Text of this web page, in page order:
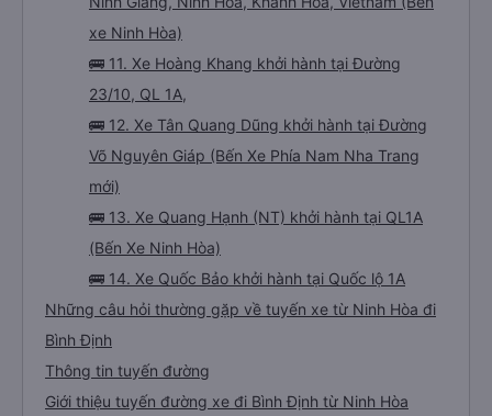
xe Ninh Hòa)
🚌 11. Xe Hoàng Khang khởi hành tại Đường
23/10, QL 1A,
🚌 12. Xe Tân Quang Dũng khởi hành tại Đường
Võ Nguyên Giáp (Bến Xe Phía Nam Nha Trang
mới)
🚌 13. Xe Quang Hạnh (NT) khởi hành tại QL1A
(Bến Xe Ninh Hòa)
🚌 14. Xe Quốc Bảo khởi hành tại Quốc lộ 1A
Những câu hỏi thường gặp về tuyến xe từ Ninh Hòa đi
Bình Định
Thông tin tuyến đường
Giới thiệu tuyến đường xe đi Bình Định từ Ninh Hòa